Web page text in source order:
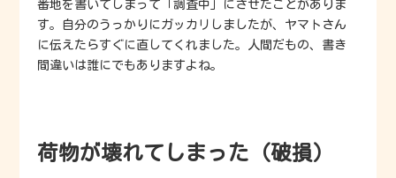
番地を書いてしまって「調査中」にさせたことがありま
す。自分のうっかりにガッカリしましたが、ヤマトさん
に伝えたらすぐに直してくれました。人間だもの、書き
間違いは誰にでもありますよね。
荷物が壊れてしまった（破損）